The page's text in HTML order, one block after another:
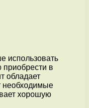
использовать
приобрести в
обладает
необходимые
хорошую